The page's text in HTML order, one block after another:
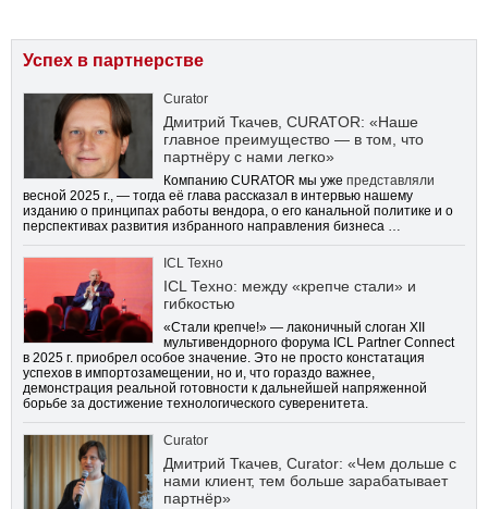
Успех в партнерстве
Curator
Дмитрий Ткачев, CURATOR: «Наше
главное преимущество — в том, что
партнёру с нами легко»
Компанию CURATOR мы уже представляли
весной 2025 г., — тогда её глава рассказал в интервью нашему
изданию о принципах работы вендора, о его канальной политике и о
перспективах развития избранного направления бизнеса …
ICL Техно
ICL Техно: между «крепче стали» и
гибкостью
«Стали крепче!» — лаконичный слоган XII
мультивендорного форума ICL Partner Connect
в 2025 г. приобрел особое значение. Это не просто констатация
успехов в импортозамещении, но и, что гораздо важнее,
демонстрация реальной готовности к дальнейшей напряженной
борьбе за достижение технологического суверенитета.
Curator
Дмитрий Ткачев, Curator: «Чем дольше с
нами клиент, тем больше зарабатывает
партнёр»